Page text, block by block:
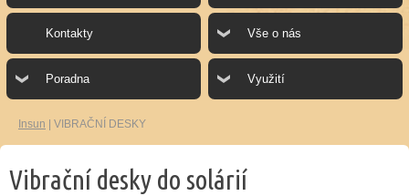
Kontakty Vše o nás
Poradna Využití
Insun VIBRAČNÍ DESKY
Vibrační desky do solárií